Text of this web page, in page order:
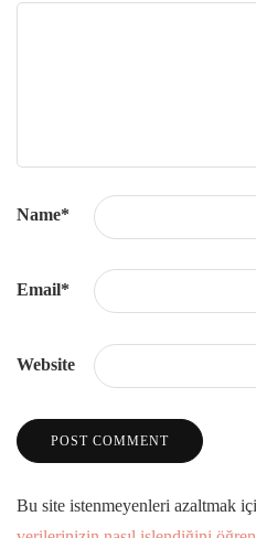
Name*
Email*
Website
Bu site istenmeyenleri azaltmak